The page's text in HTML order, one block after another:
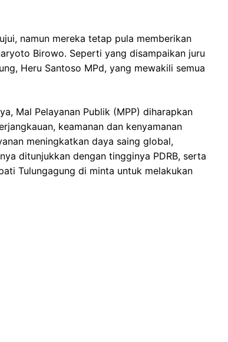
namun mereka tetap pula memberikan
Birowo. Seperti yang disampaikan juru
Heru Santoso MPd, yang mewakili semua
Mal Pelayanan Publik (MPP) diharapkan
keamanan dan kenyamanan
meningkatkan daya saing global,
ditunjukkan dengan tingginya PDRB, serta
Tulungagung di minta untuk melakukan